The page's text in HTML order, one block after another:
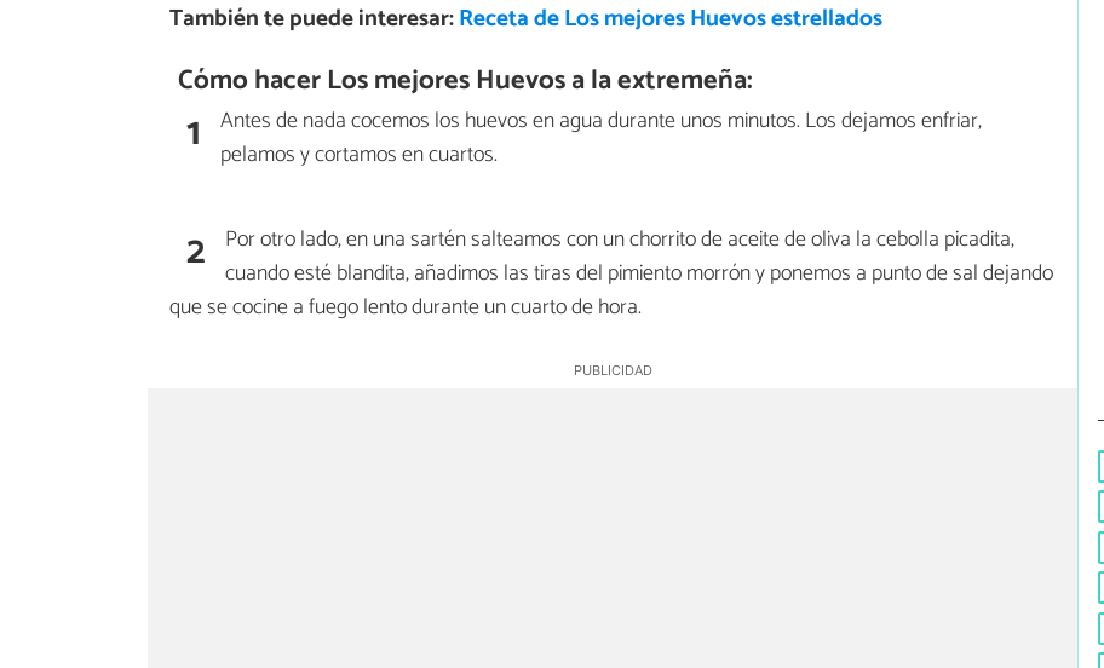
También te puede interesar:Receta de Los mejores Huevos estrellados
Cómo hacer Los mejores Huevos a la extremeña:
1 Antes de nada cocemos los huevos en agua durante unos minutos. Los dejamos enfriar,
pelamos y cortamos en cuartos.
2 Por otro lado, en una sartén salteamos con un chorrito de aceite de oliva la cebolla picadita,
cuando esté blandita, añadimos las tiras del pimiento morrón y ponemos a punto de sal dejando
que se cocine a fuego lento durante un cuarto de hora.